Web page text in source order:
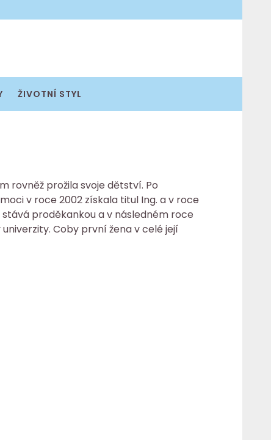
ŽIVOTNÍ STYL
rovněž prožila svoje dětství. Po
v roce 2002 získala titul Ing. a v roce
proděkankou a v následném roce
Coby první žena v celé její